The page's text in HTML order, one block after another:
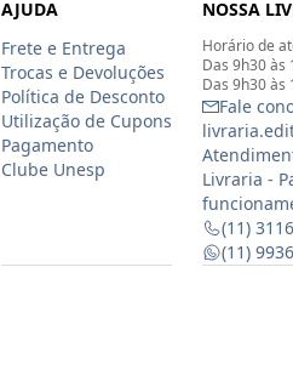
AJUDA
Frete e Entrega
Trocas e Devoluções
Política de Desconto
Utilização de Cupons
Pagamento
Clube Unesp
NOSSA
Horário de
Das 9h30 às
Das 9h30 às
Fale
Livraria -
(11)
(11)